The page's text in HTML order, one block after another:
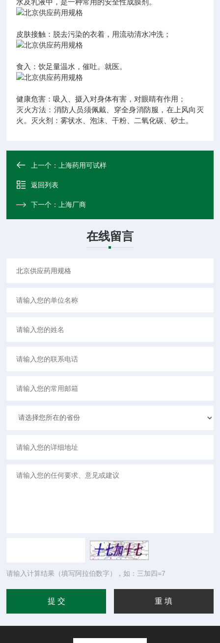
水及乳液中，是一种常用的安全性成膜剂。
皮肤接触：脱去污染的衣着，用流动清水冲洗；
食入：饮足量温水，催吐。就医。
健康危害：吸入、摄入对身体有害，对眼睛有作用；
灭火方法：消防人员须佩戴、穿全身消防服，在上风向灭
火。灭火剂：雾状水、泡沫、干粉、二氧化碳、砂土。
上一个： 上海药用可试样
返回列表
下一个： 上海厂商
在线留言
请输入计算结果（填写阿拉伯数字），如：三加四=7